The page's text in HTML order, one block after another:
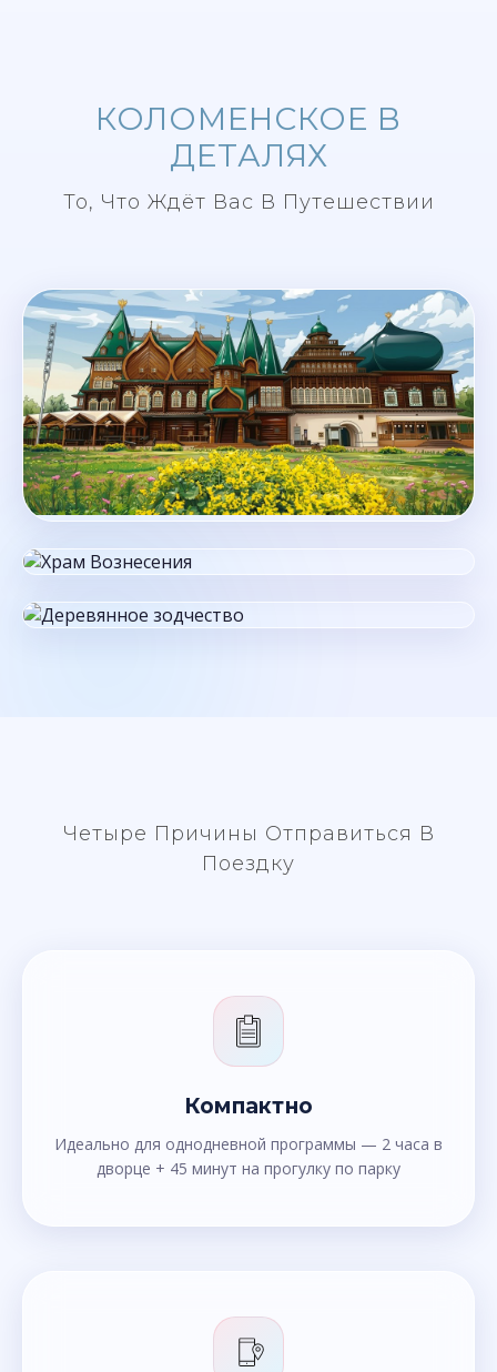
КОЛОМЕНСКОЕ В
ДЕТАЛЯХ
То, Что Ждёт Вас В Путешествии
Царский дворец
Храм Вознесения
Четыре Причины Отправиться В
Поездку
Компактно
Идеально для однодневной программы — 2 часа в
дворце + 45 минут на прогулку по парку